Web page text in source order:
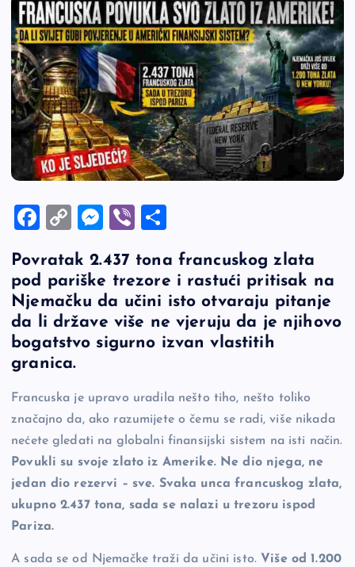
F
c
e
b
o
o
k
C
p
y
Li
n
k
M
se
n
g
er
Vi
er ar
e
Povratak 2.437 tona francuskog zlata
pod pariške trezore i rastući pritisak na
Njemačku da učini isto otvaraju pitanje
da li države više ne vjeruju da je njihovo
bogatstvo sigurno izvan vlastitih
granica.
Francuska je upravo uradila nešto tiho, nešto toliko
značajno da, ako razumijete o čemu se radi, više nikada
nećete gledati na globalni finansijski sistem na isti način.
Povukli su svoje zlato iz Amerike. Ne dio njega, ne
jedan dio rezervi – sve. Svaka unca francuskog zlata,
ukupno 2.437 tona, sada se nalazi u trezoru ispod
Pariza.
A sada se od Njemačke traži da učini isto. Više od 1.200